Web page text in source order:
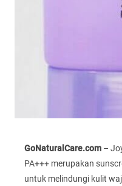
GoNaturalCare.com –
PA+++ merupakan
untuk melindungi kulit